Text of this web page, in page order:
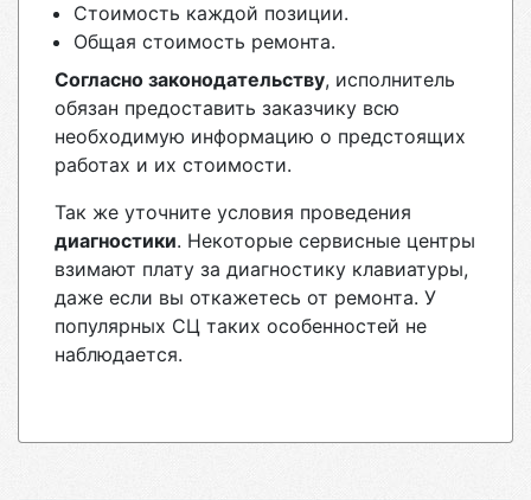
Стоимость каждой позиции.
Общая стоимость ремонта.
Согласно законодательству, исполнитель
обязан предоставить заказчику всю
необходимую информацию о предстоящих
работах и их стоимости.
Так же уточните условия проведения
диагностики. Некоторые сервисные центры
взимают плату за диагностику клавиатуры,
даже если вы откажетесь от ремонта. У
популярных СЦ таких особенностей не
наблюдается.